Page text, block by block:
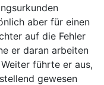
aber für einen
auf die Fehler
er daran arbeiten
führte er aus,
gewesen